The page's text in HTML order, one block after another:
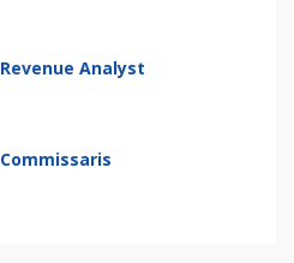
Revenue Analyst
Commissaris